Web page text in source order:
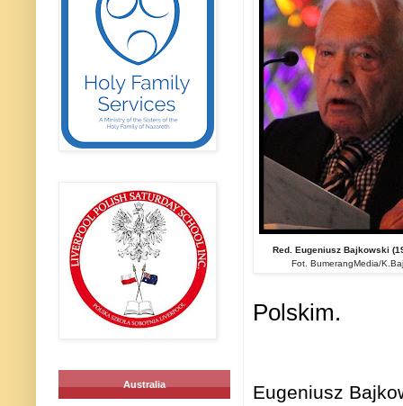
Red. Eugeniusz Bajkowski
Fot. BumerangMedia/
Polskim.
Eugeniusz
Australia